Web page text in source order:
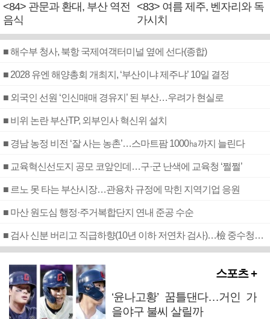
<84> 관문과 환대, 부산 역전
음식
<83> 여름 제주, 벤자리와 독
가시치
■ 해수부 청사, 북항 국제여객터미널 옆에 선다(종합)
■ 2028 유엔 해양총회 개최지, ‘부산이냐 제주냐’ 10일 결정
■ 외국인 선원 ‘인신매매 경유지’ 된 부산…우려가 현실로
■ 비위 논란 부산TP, 외부인사 혁신위 설치
■ 경남 농정 비전 ‘잘 사는 농촌’…스마트팜 1000㏊까지 늘린다
■ 교육혁신선도지 공모 코앞인데…구·군 난색에 교육청 ‘쩔쩔’
■ 르노 못 타는 부산시장…관용차 규정에 막힌 지역기업 응원
■ 마산 원도심 행정·주거복합단지 연내 준공 수순
■ 검사 신분 버리고 직급하향(10년 이하 저연차 검사)…檢 중수청행 기피
스포츠 +
‘윤나고황’ 꿈틀댄다…거인 가
을야구 불씨 살릴까